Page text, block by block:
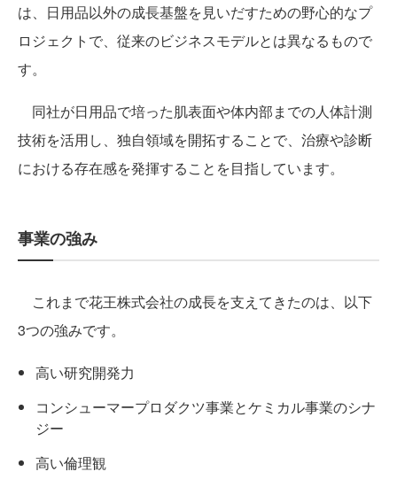
は、日用品以外の成長基盤を見いだすための野心的なプ
ロジェクトで、従来のビジネスモデルとは異なるもので
す。
同社が日用品で培った肌表面や体内部までの人体計測
技術を活用し、独自領域を開拓することで、治療や診断
における存在感を発揮することを目指しています。
事業の強み
これまで花王株式会社の成長を支えてきたのは、以下
3つの強みです。
高い研究開発力
コンシューマープロダクツ事業とケミカル事業のシナ
ジー
高い倫理観